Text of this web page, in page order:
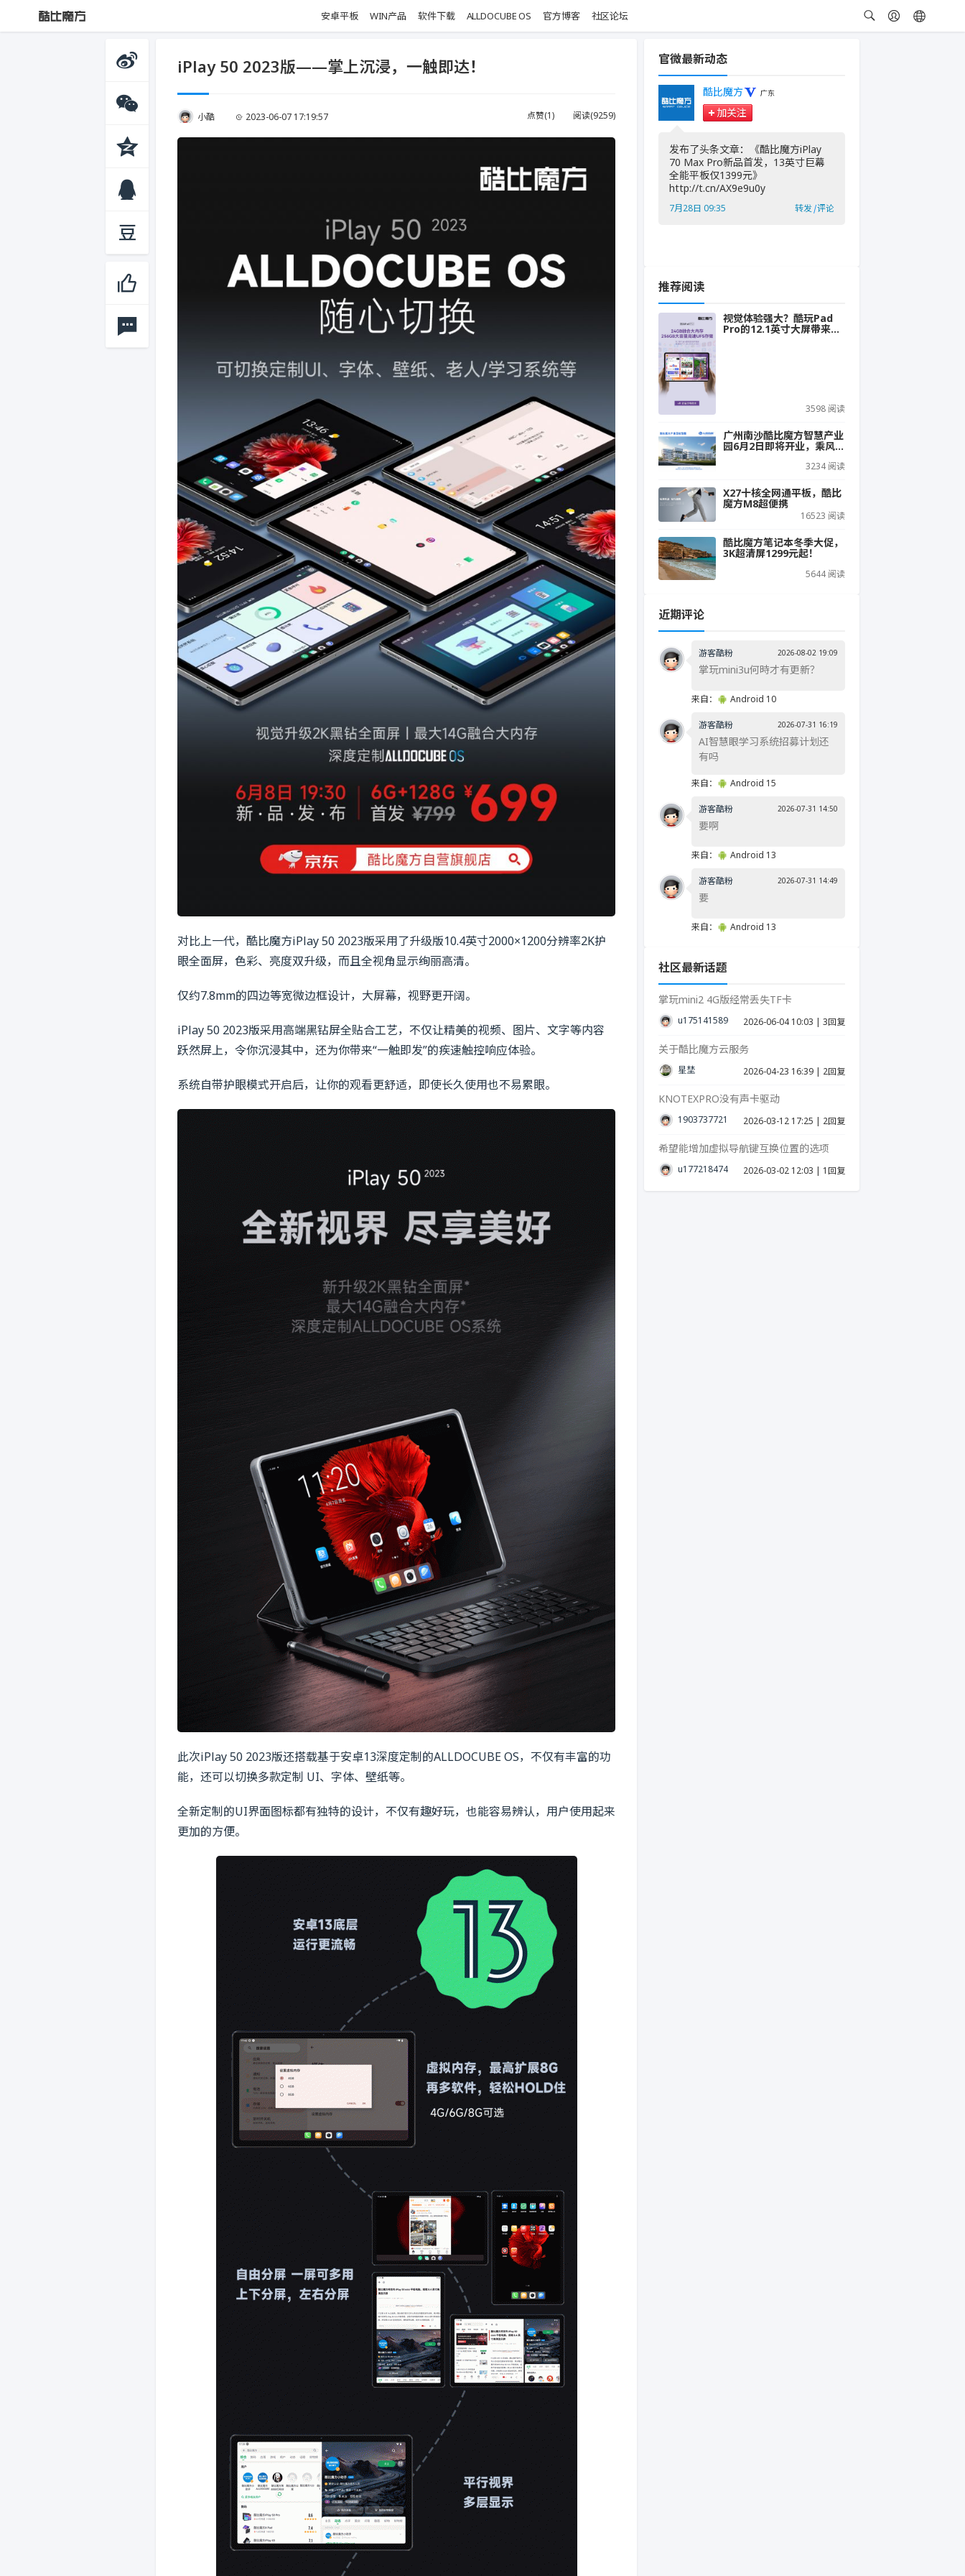
安卓平板 WIN产品 软件下载 ALLDOCUBE OS 官方博客 社区论坛
iPlay 50 2023版——掌上沉浸，一触即达！
小酷 2023-06-07 17:19:57 阅读(9259)
点赞(1)
对比上一代，酷比魔方iPlay 50 2023版采用了升级版10.4英寸2000×1200分辨率2K护
眼全面屏，色彩、亮度双升级，而且全视角显示绚丽高清。
仅约7.8mm的四边等宽微边框设计，大屏幕，视野更开阔。
iPlay 50 2023版采用高端黑钻屏全贴合工艺，不仅让精美的视频、图片、文字等内容
跃然屏上，令你沉浸其中，还为你带来“一触即发”的疾速触控响应体验。
系统自带护眼模式开启后，让你的观看更舒适，即使长久使用也不易累眼。
此次iPlay 50 2023版还搭载基于安卓13深度定制的ALLDOCUBE OS，不仅有丰富的功
能，还可以切换多款定制 UI、字体、壁纸等。
全新定制的UI界面图标都有独特的设计，不仅有趣好玩，也能容易辨认，用户使用起来
更加的方便。
官微最新动态
酷比魔方 广东
加关注
发布了头条文章：《酷比魔方iPlay
70 Max Pro新品首发，13英寸巨幕
全能平板仅1399元》
http://t.cn/AX9e9u0y ​
7月28日 09:35 转发|评论
推荐阅读
视觉体验强大？酷玩Pad
Pro的12.1英寸大屏带来哪
3598 阅读
广州南沙酷比魔方智慧产业
园6月2日即将开业，乘风破
3234 阅读
X27十核全网通平板，酷比
魔方M8超便携
16523 阅读
酷比魔方笔记本冬季大促，
3K超清屏1299元起！
5644 阅读
近期评论
游客酷粉 2026-08-02 19:09
掌玩mini3u何時才有更新？
来自： Android 10
游客酷粉 2026-07-31 16:19
AI智慧眼学习系统招募计划还
有吗
来自： Android 15
游客酷粉 2026-07-31 14:50
要啊
来自： Android 13
游客酷粉 2026-07-31 14:49
要
来自： Android 13
社区最新话题
掌玩mini2 4G版经常丢失TF卡
u175141589392872026-06-04 10:03 | 3回复
关于酷比魔方云服务
星埜 2026-04-23 16:39 | 2回复
KNOTEXPRO没有声卡驱动
19037377215 2026-03-12 17:25 | 2回复
希望能增加虚拟导航键互换位置的选项
u177218474239862026-03-02 12:03 | 1回复